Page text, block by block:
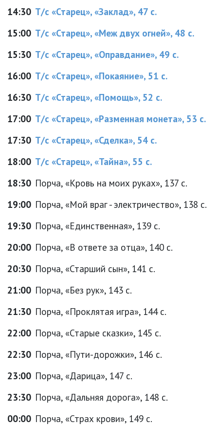
14:30 Т/с «Старец», «Заклад», 47 с.
15:00 Т/с «Старец», «Меж двух огней», 48 с.
15:30 Т/с «Старец», «Оправдание», 49 с.
16:00 Т/с «Старец», «Покаяние», 51 с.
16:30 Т/с «Старец», «Помощь», 52 с.
17:00 Т/с «Старец», «Разменная монета», 53 с.
17:30 Т/с «Старец», «Сделка», 54 с.
18:00 Т/с «Старец», «Тайна», 55 с.
18:30 Порча, «Кровь на моих руках», 137 с.
19:00 Порча, «Мой враг - электричество», 138 с.
19:30 Порча, «Единственная», 139 с.
20:00 Порча, «В ответе за отца», 140 с.
20:30 Порча, «Старший сын», 141 с.
21:00 Порча, «Без рук», 143 с.
21:30 Порча, «Проклятая игра», 144 с.
22:00 Порча, «Старые сказки», 145 с.
22:30 Порча, «Пути-дорожки», 146 с.
23:00 Порча, «Дарица», 147 с.
23:30 Порча, «Дальняя дорога», 148 с.
00:00 Порча, «Страх крови», 149 с.